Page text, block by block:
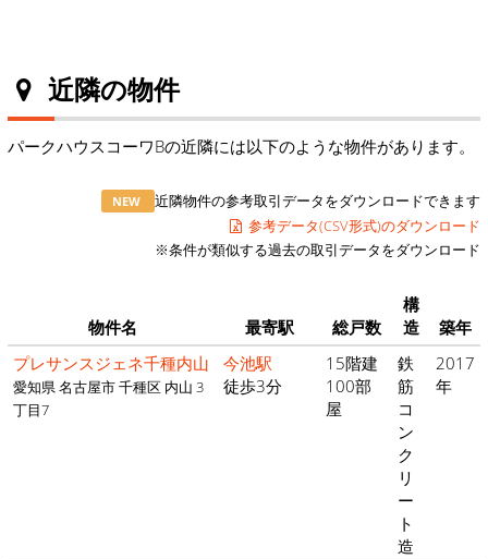
近隣の物件
パークハウスコーワBの近隣には以下のような物件があります。
NEW
近隣物件の参考取引データをダウンロードできます
参考データ(CSV形式)のダウンロード
※条件が類似する過去の取引データをダウンロード
物件名 最寄駅 総戸数
構
造
築年
プレサンスジェネ千種内山
愛知県 名古屋市 千種区 内山 3
丁目7
今池駅
徒歩3分
15階建
100部
屋
鉄
筋
コ
ン
ク
リ
ー
ト
造
2017
年